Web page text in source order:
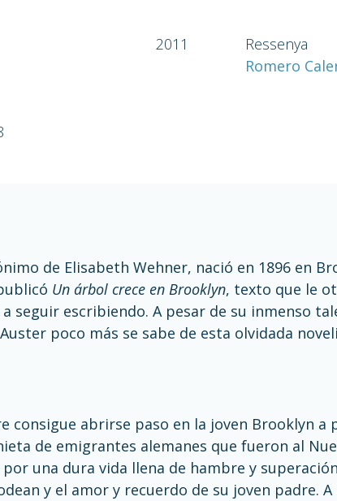
2011
Ressenya
Romero
de Elisabeth Wehner, nació en 1896 en
Un árbol crece en Brooklyn, texto que le
seguir escribiendo. A pesar de su inmenso
poco más se sabe de esta olvidada
consigue abrirse paso en la joven Brooklyn a
de emigrantes alemanes que fueron al
una dura vida llena de hambre y
y el amor y recuerdo de su joven padre.